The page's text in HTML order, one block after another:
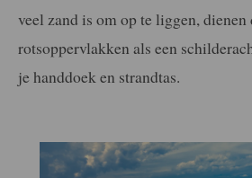
veel zand is om op te liggen, dienen
rotsoppervlakken als een
je handdoek en strandtas.